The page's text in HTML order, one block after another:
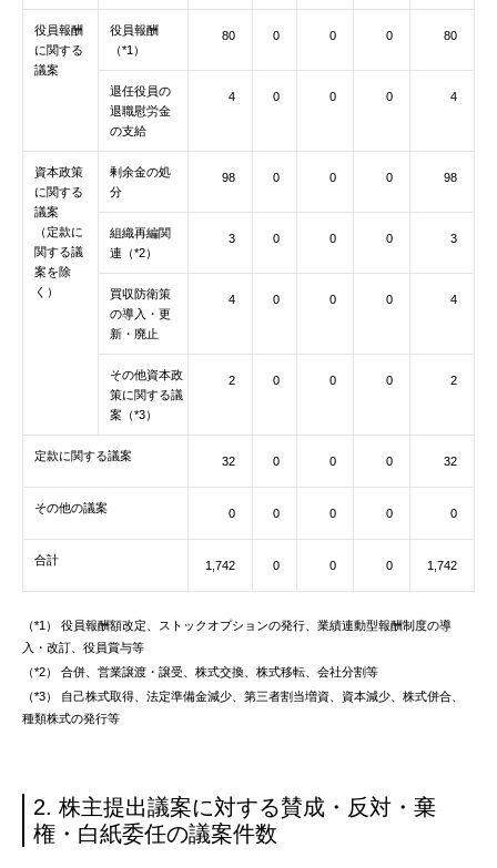
役員報酬
に関する
議案
役員報酬
（*1）
80 0 0 0 80
退任役員の
退職慰労金
の支給
4 0 0 0 4
資本政策
に関する
議案
（定款に
関する議
案を除
く）
剰余金の処
分
98 0 0 0 98
組織再編関
連（*2）
3 0 0 0 3
買収防衛策
の導入・更
新・廃止
4 0 0 0 4
その他資本政
策に関する議
案（*3）
2 0 0 0 2
定款に関する議案 32 0 0 0 32
その他の議案 0 0 0 0 0
合計 1,742 0 0 0 1,742
（*1） 役員報酬額改定、ストックオプションの発行、業績連動型報酬制度の導
入・改訂、役員賞与等
（*2） 合併、営業譲渡・譲受、株式交換、株式移転、会社分割等
（*3） 自己株式取得、法定準備金減少、第三者割当増資、資本減少、株式併合、
種類株式の発行等
2. 株主提出議案に対する賛成・反対・棄
権・白紙委任の議案件数